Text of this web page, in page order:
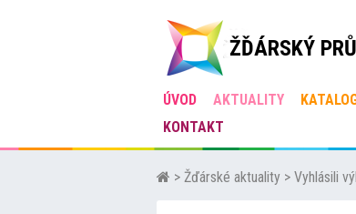
ŽĎÁRSKÝ
ÚVOD AKTUALITY
KONTAKT
> Žďárské aktuality > Vyhlásili